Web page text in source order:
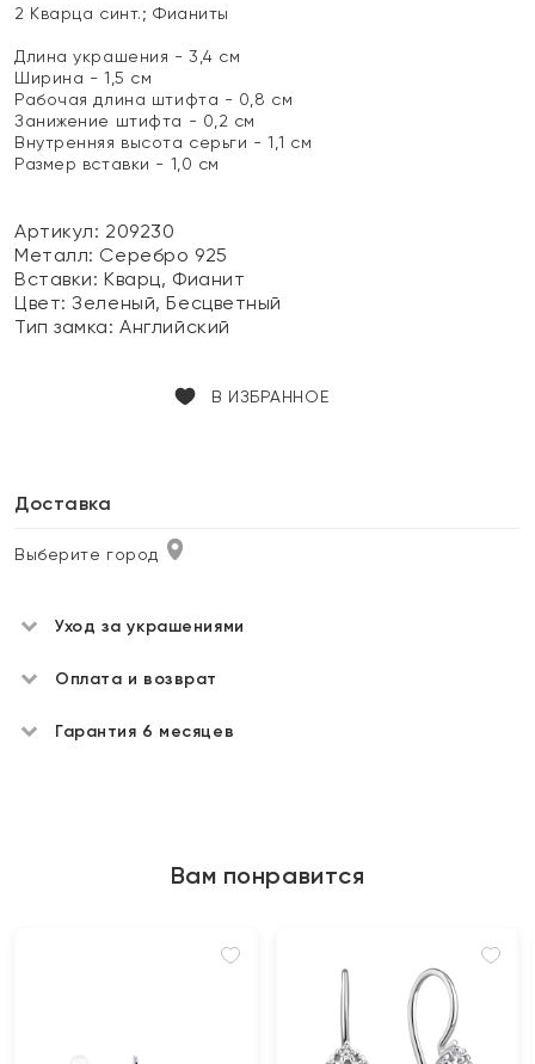
2 Кварца синт.; Фианиты
Длина украшения - 3,4 см
Ширина - 1,5 см
Рабочая длина штифта - 0,8 см
Занижение штифта - 0,2 см
Внутренняя высота серьги - 1,1 см
Размер вставки - 1,0 см
Артикул: 209230
Металл: Серебро 925
Вставки:Кварц, Фианит
Цвет:Зеленый, Бесцветный
Тип замка:Английский
В ИЗБРАННОЕ
Доставка
Выберите город
Уход за украшениями
Оплата и возврат
Гарантия 6 месяцев
Вам понравится